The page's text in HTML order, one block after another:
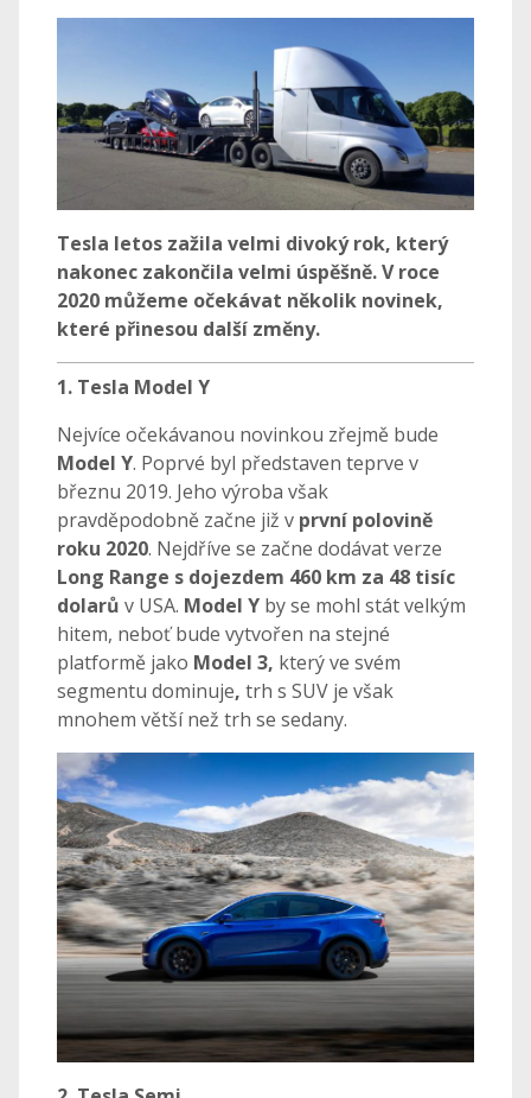
Tesla letos zažila velmi divoký rok, který
nakonec zakončila velmi úspěšně. V roce
2020 můžeme očekávat několik novinek,
které přinesou další změny.
1. Tesla Model Y
Nejvíce očekávanou novinkou zřejmě bude
Model Y. Poprvé byl představen teprve v
březnu 2019. Jeho výroba však
pravděpodobně začne již v první polovině
roku 2020. Nejdříve se začne dodávat verze
Long Range s dojezdem 460 km za 48 tisíc
dolarů v USA. Model Y by se mohl stát velkým
hitem, neboť bude vytvořen na stejné
platformě jako Model 3, který ve svém
segmentu dominuje, trh s SUV je však
mnohem větší než trh se sedany.